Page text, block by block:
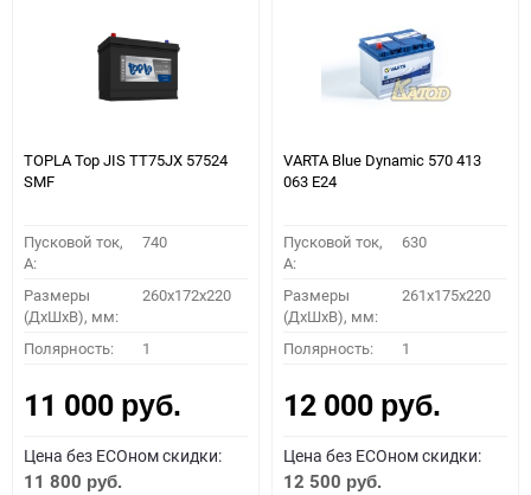
TOPLA Top JIS TT75JХ 57524
SMF
Пусковой ток,
A:
740
Размеры
(ДхШхВ), мм:
260x172x220
Полярность: 1
11 000 руб.
Цена без ECOном скидки:
11 800 руб.
VARTA Blue Dynamic 570 413
063 E24
Пусковой ток,
A:
630
Размеры
(ДхШхВ), мм:
261x175x220
Полярность: 1
12 000 руб.
Цена без ECOном скидки:
12 500 руб.